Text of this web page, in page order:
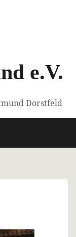
e.V.
Dorstfeld